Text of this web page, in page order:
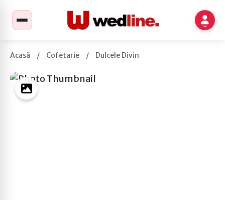
Acasă / Cofetarie / Dulcele Divin